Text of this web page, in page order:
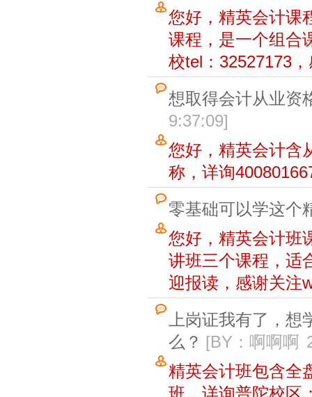
您好，精英会计课
课程，是一个组合
校tel：32527173
想取得会计从业资
9:37:09]
您好，精英会计含
称，详询
零基础可以学这个
您好，精英会计班
讲班三个课程，适
迎报读，感谢关注
上岗证我有了，
么？ [BY：啊啊啊
精英会计班包含全